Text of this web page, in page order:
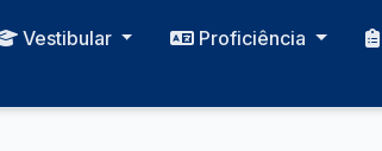
Vestibular Proficiência